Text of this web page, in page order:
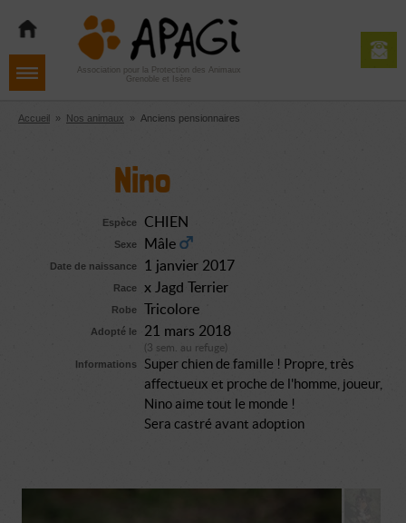
navigation
contenu
Aller
pied
de
Association pour la Protection des Animaux
Grenoble et Isère
Accueil » Nos animaux » Anciens pensionnaires
Nino
Espèce CHIEN
Sexe Mâle
Date de naissance 1 janvier 2017
Race x Jagd Terrier
Robe Tricolore
Adopté le 21 mars 2018
(3 sem. au refuge)
Informations
Super chien de famille ! Propre, très
affectueux et proche de l'homme, joueur,
Nino aime tout le monde !
Sera castré avant adoption